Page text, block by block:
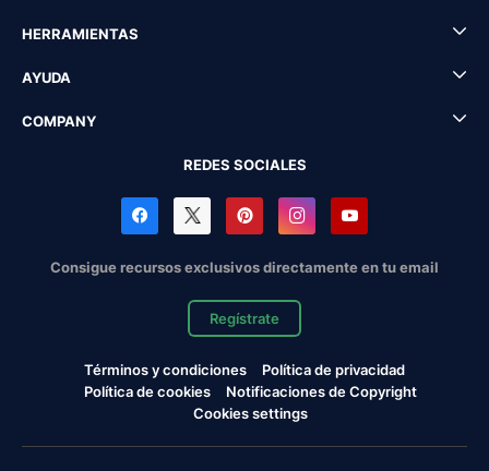
HERRAMIENTAS
AYUDA
COMPANY
REDES SOCIALES
Consigue recursos exclusivos directamente en tu email
Regístrate
Términos y condiciones
Política de privacidad
Política de cookies
Notificaciones de Copyright
Cookies settings